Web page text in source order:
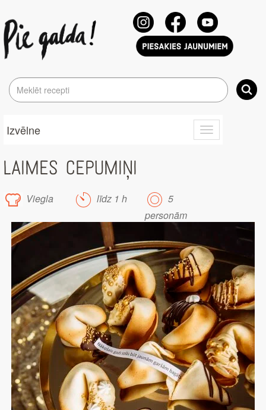
Toggle
navigation
Izvēlne
LAIMES CEPUMIŅI
Viegla līdz 1 h
5
personām